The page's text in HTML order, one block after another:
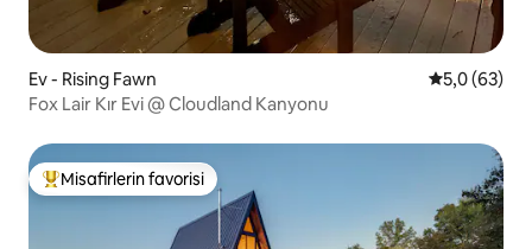
Ev - Rising Fawn 5 üzerinden
5,0 (63)
Fox Lair Kır Evi @ Cloudland Kanyonu
Misafirlerin favorilerinden en beğenilenler arasında
Misafirlerin favorisi